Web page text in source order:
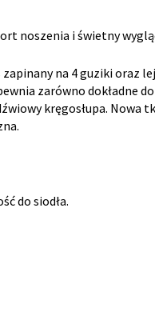
noszenia i świetny
na 4 guziki oraz
zarówno dokładne
kręgosłupa. Nowa
do siodła.